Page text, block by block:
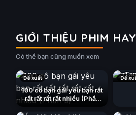
GIỚI THIỆU PHIM HAY
Có thể bạn cũng muốn xem
Đề xuất
100 cô bạn gái yêu bạn rất
rất rất rất rất nhiều (Phần
Đề